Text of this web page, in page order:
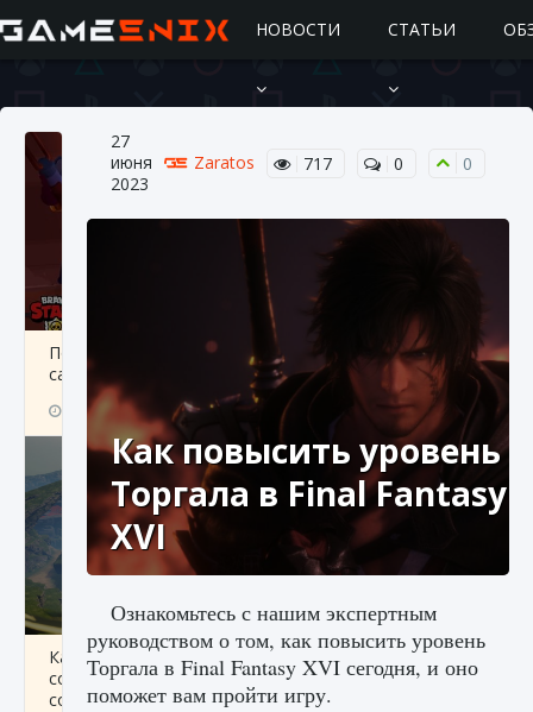
НОВОСТИ СТАТЬИ
Подробное руководство по получению
самоцветов Brawl Stars
10 августа 2024 2 685 1
Как исправить ошибку Palworld «Идет
сохранение мира — Невозможно начать
сохранение данных мира»
27
июня
2023
Zaratos 717 0 0
Как повысить уровень
Торгала в Final Fantasy
XVI
Ознакомьтесь с нашим экспертным
руководством о том, как повысить уровень
Торгала в Final Fantasy XVI сегодня, и оно
поможет вам пройти игру.